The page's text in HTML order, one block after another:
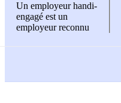
Un employeur handi-
engagé est un
employeur reconnu